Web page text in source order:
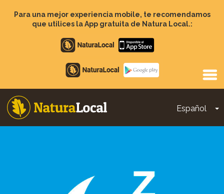
contenido
Para una mejor experiencia mobile, te recomendamos
que utilices la App gratuita de Natura Local.:
Apple
store
Google
Play
Español
Main